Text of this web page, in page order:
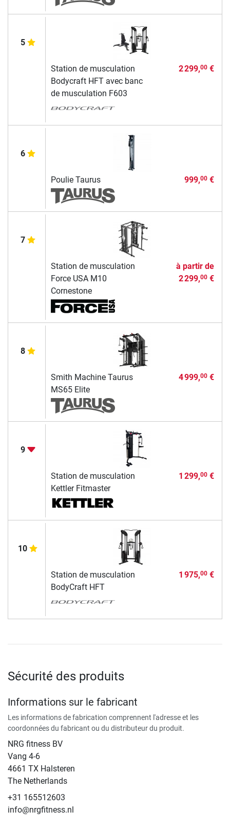
5
Station de musculation
Bodycraft HFT avec banc
de musculation F603
2 299,00€
6
Poulie Taurus 999,00€
7
Station de musculation
Force USA M10
Cornestone
à partir de
2 299,00€
8
Smith Machine Taurus
MS65 Elite
4 999,00€
9
Station de musculation
Kettler Fitmaster
1 299,00€
10
Station de musculation
BodyCraft HFT
1 975,00€
Sécurité des produits
Informations sur le fabricant
Les informations de fabrication comprennent l'adresse et les
coordonnées du fabricant ou du distributeur du produit.
NRG fitness BV
Vang 4-6
4661 TX Halsteren
The Netherlands
+31 165512603
info@nrgfitness.nl